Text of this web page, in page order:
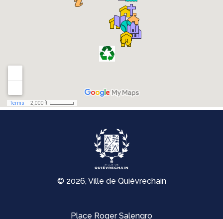
© 2026, Ville de Quiévrechain
Place Roger Salengro